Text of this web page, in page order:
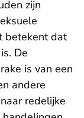
zijn
betekent dat
De
is van een
andere
redelijke